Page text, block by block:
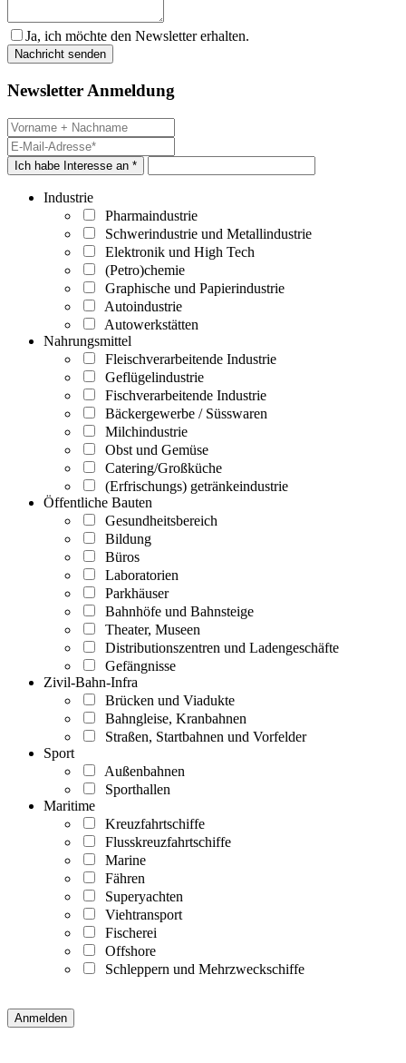
Ja, ich möchte den Newsletter erhalten.
Newsletter Anmeldung
Ich habe Interesse an *
Industrie
Pharmaindustrie
Schwerindustrie und Metallindustrie
Elektronik und High Tech
(Petro)chemie
Graphische und Papierindustrie
Autoindustrie
Autowerkstätten
Nahrungsmittel
Fleischverarbeitende Industrie
Geflügelindustrie
Fischverarbeitende Industrie
Bäckergewerbe / Süsswaren
Milchindustrie
Obst und Gemüse
Catering/Großküche
(Erfrischungs) getränkeindustrie
Öffentliche Bauten
Gesundheitsbereich
Bildung
Büros
Laboratorien
Parkhäuser
Bahnhöfe und Bahnsteige
Theater, Museen
Distributionszentren und Ladengeschäfte
Gefängnisse
Zivil-Bahn-Infra
Brücken und Viadukte
Bahngleise, Kranbahnen
Straßen, Startbahnen und Vorfelder
Sport
Außenbahnen
Sporthallen
Maritime
Kreuzfahrtschiffe
Flusskreuzfahrtschiffe
Marine
Fähren
Superyachten
Viehtransport
Fischerei
Offshore
Schleppern und Mehrzweckschiffe